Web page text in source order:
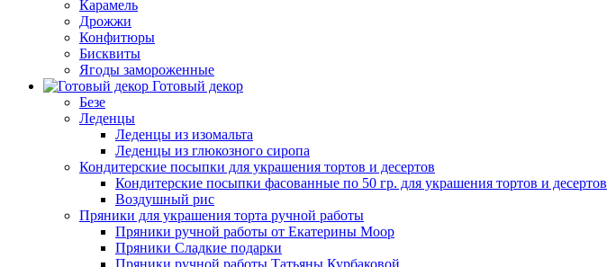
Карамель
Дрожжи
Конфитюры
Бисквиты
Ягоды замороженные
Готовый декор
Безе
Леденцы
Леденцы из изомальта
Леденцы из глюкозного сиропа
Кондитерские посыпки для украшения тортов и десертов
Кондитерские посыпки фасованные по 50 гр. для украшения тортов и десертов
Воздушный рис
Пряники для украшения торта ручной работы
Пряники ручной работы от Екатерины Моор
Пряники Сладкие подарки
Пряники ручной работы Татьяны Курбаковой